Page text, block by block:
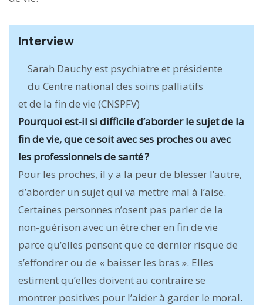
Interview
Sarah Dauchy est psychiatre et présidente
du Centre national des soins palliatifs
et de la fin de vie (CNSPFV)
Pourquoi est-il si difficile d’aborder le sujet de la
fin de vie, que ce soit avec ses proches ou avec
les professionnels de santé ?
Pour les proches, il y a la peur de blesser l’autre,
d’aborder un sujet qui va mettre mal à l’aise.
Certaines personnes n’osent pas parler de la
non-guérison avec un être cher en fin de vie
parce qu’elles pensent que ce dernier risque de
s’effondrer ou de « baisser les bras ». Elles
estiment qu’elles doivent au contraire se
montrer positives pour l’aider à garder le moral.